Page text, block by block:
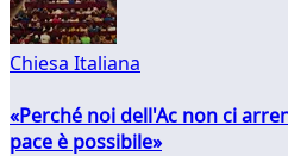
Chiesa Italiana
«Perché noi dell'Ac non ci
pace è possibile»